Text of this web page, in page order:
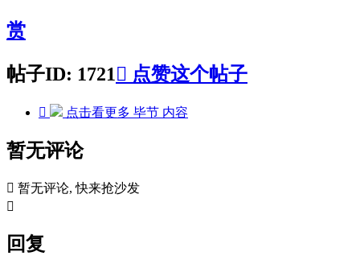
赏
帖子ID: 1721 点赞这个帖子
 点击看更多 毕节 内容
暂无评论
 暂无评论, 快来抢沙发

回复